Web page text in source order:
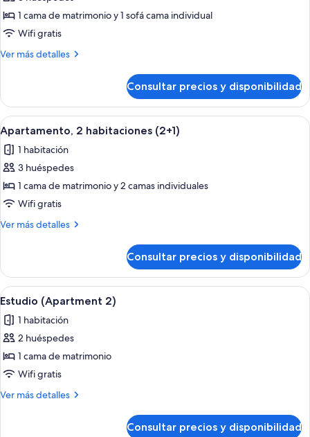
de
Apartamento,
1
1 cama de matrimonio y 1 sofá cama individual
Wifi gratis
Ver más detalles
Más
1
habitación
(2+1)
Consultar precios y disponibilidad
Abrir
todas
las
fotos
de
Apartamento,
2
Habitación de hotel con una cama
9
Apartamento, 2 habitaciones (2+1)
1 habitación
3 huéspedes
1 cama de matrimonio y 2 camas individuales
Wifi gratis
Ver más detalles
Más
2
habitaciones
(2+1)
Consultar precios y disponibilidad
Abrir
todas
las
fotos
de
Estudio
(Apartment
Habitación de hotel con una cama
9
Estudio (Apartment 2)
1 habitación
2 huéspedes
1 cama de matrimonio
Wifi gratis
Ver más detalles
Más
Consultar precios y disponibilidad